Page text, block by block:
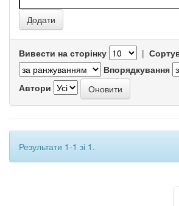
Вивести на сторінку |
Впорядкування
Автори
Результати 1-1 зі 1.